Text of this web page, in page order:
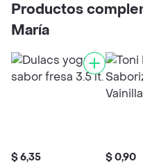
Productos
María
$ 6,35 $ 0,90